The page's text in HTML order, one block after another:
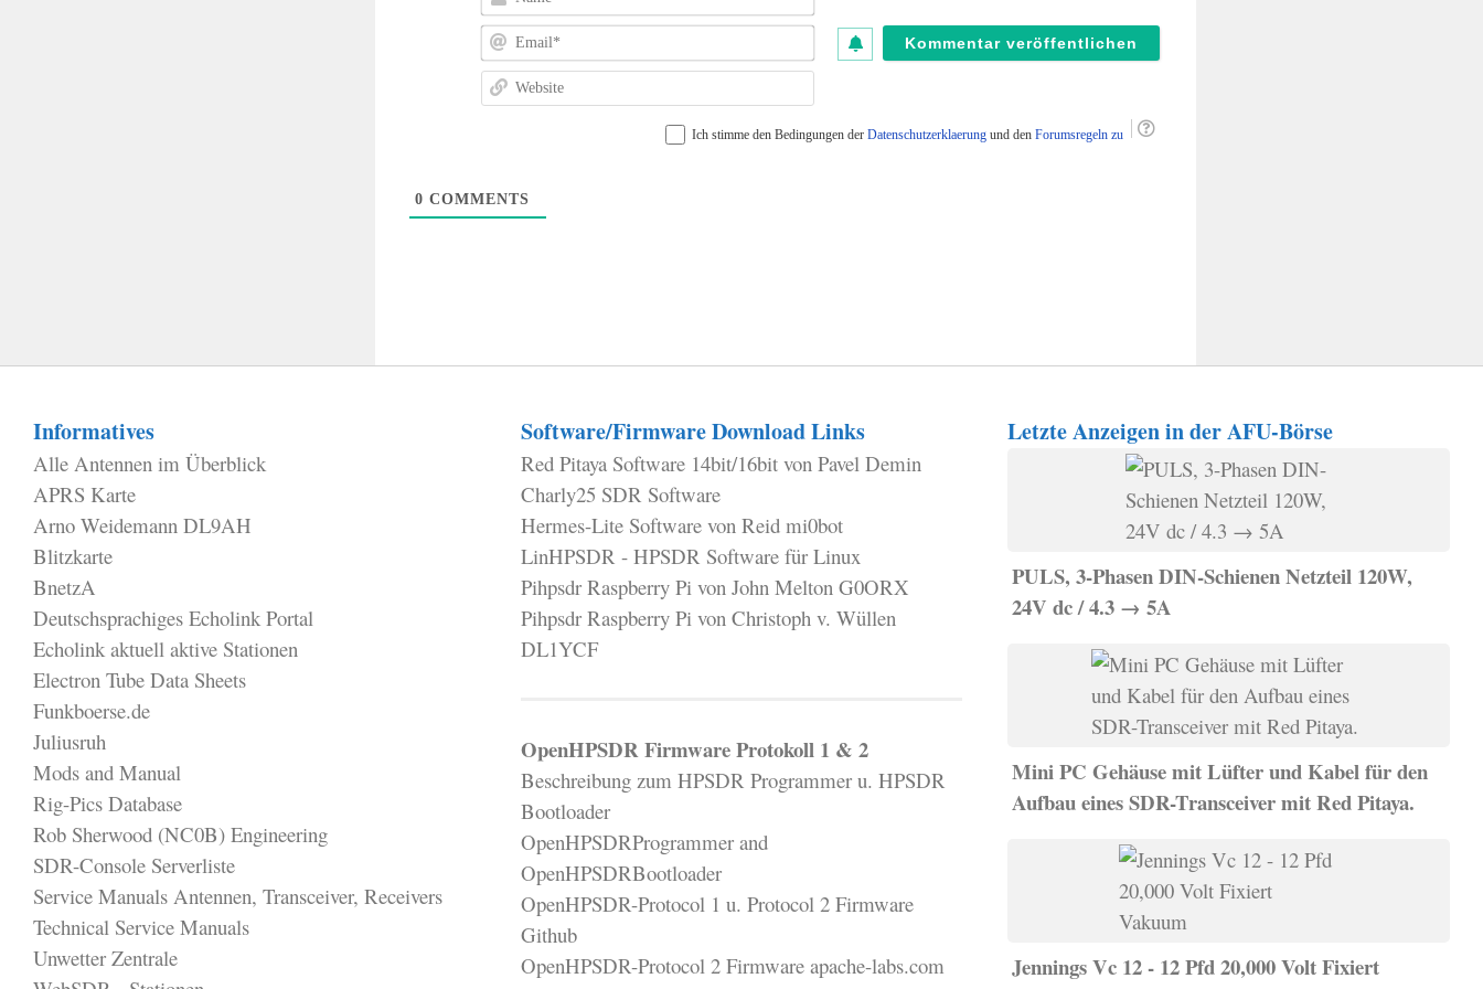
Email*
Ich stimme den Bedingungen der Datenschutzerklaerung und den Forumsregeln zu
0 COMMENTS
Informatives
Alle Antennen im Überblick
APRS Karte
Arno Weidemann DL9AH
Blitzkarte
BnetzA
Deutschsprachiges Echolink Portal
Echolink aktuell aktive Stationen
Electron Tube Data Sheets
Funkboerse.de
Juliusruh
Mods and Manual
Rig-Pics Database
Rob Sherwood (NC0B) Engineering
SDR-Console Serverliste
Service Manuals Antennen, Transceiver, Receivers
Technical Service Manuals
Unwetter Zentrale
Software/Firmware Download Links
Red Pitaya Software 14bit/16bit von Pavel Demin
Charly25 SDR Software
Hermes-Lite Software von Reid mi0bot
LinHPSDR - HPSDR Software für Linux
Pihpsdr Raspberry Pi von John Melton G0ORX
Pihpsdr Raspberry Pi von Christoph v. Wüllen
DL1YCF
OpenHPSDR Firmware Protokoll 1 & 2
Beschreibung zum HPSDR Programmer u. HPSDR
Bootloader
OpenHPSDRProgrammer and
OpenHPSDRBootloader
OpenHPSDR-Protocol 1 u. Protocol 2 Firmware
Github
OpenHPSDR-Protocol 2 Firmware apache-labs.com
Letzte Anzeigen in der AFU-Börse
PULS, 3-Phasen DIN-Schienen Netzteil 120W,
24V dc / 4.3 → 5A
Mini PC Gehäuse mit Lüfter und Kabel für den
Aufbau eines SDR-Transceiver mit Red Pitaya.
Jennings Vc 12 - 12 Pfd 20,000 Volt Fixiert